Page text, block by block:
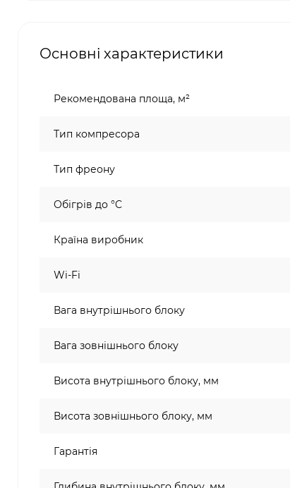
Основні характеристики
Рекомендована площа, м²
Тип компресора
Тип фреону
Обігрів до °C
Країна виробник
Wi-Fi
Вага внутрішнього блоку
Вага зовнішнього блоку
Висота внутрішнього блоку, мм
Висота зовнішнього блоку, мм
Гарантія